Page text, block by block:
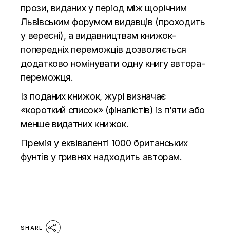
прози, виданих у період між щорічним
Львівським форумом видавців (проходить
у вересні), а видавництвам книжок-
попередніх переможців дозволяється
додатково номінувати одну книгу автора-
переможця.
Із поданих книжок, журі визначає
«короткий список» (фіналістів) із п’яти або
менше видатних книжок.
Премія у еквіваленті 1000 британських
фунтів у гривнях надходить авторам.
SHARE